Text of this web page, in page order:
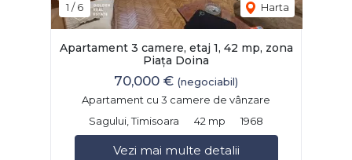
1 /6 Harta
Apartament 3 camere, etaj 1, 42 mp, zona
Piața Doina
70,000 € (negociabil)
Apartament cu 3 camere de vânzare
Sagului, Timisoara
42 mp 1968
Vezi mai multe detalii